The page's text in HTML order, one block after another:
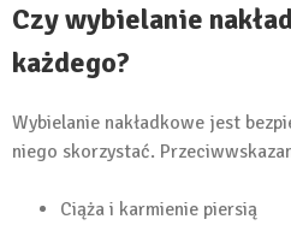
Czy wybielanie
każdego?
Wybielanie nakładkowe jest
niego skorzystać.
Ciąża i karmienie piersią